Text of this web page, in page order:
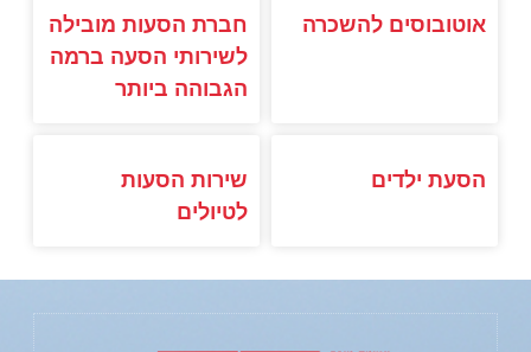
אוטובוסים להשכרה
חברת הסעות מובילה
לשירותי הסעה ברמה
הגבוהה ביותר
הסעת ילדים
שירות הסעות
לטיולים